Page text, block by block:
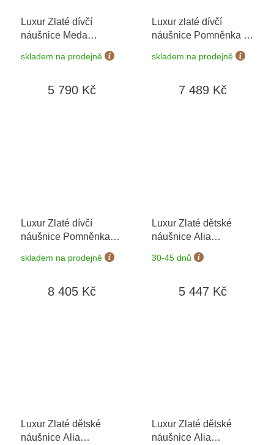
Luxur Zlaté dívčí
náušnice Meda
možnost výměny do 90
skladem na prodejně
5 790 Kč
Luxur zlaté dívčí
náušnice Pomněnka +
možnost výměny do 90
dní
skladem na prodejně
7 489 Kč
Luxur Zlaté dívčí
náušnice Pomněnka
výměny do 90 dní
skladem na prodejně
8 405 Kč
Luxur Zlaté dětské
náušnice Alia
5381088-0-0-1
možnost výměny do 90
30-45 dnů
5 447 Kč
Luxur Zlaté dětské
náušnice Alia
Luxur Zlaté dětské
náušnice Alia